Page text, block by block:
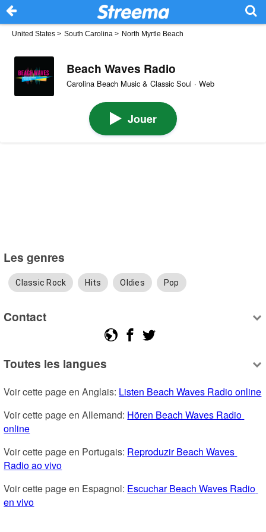
United States > South Carolina > North Myrtle Beach
Beach Waves Radio
Carolina Beach Music & Classic Soul · Web
Jouer
Les genres
Classic Rock Hits Oldies Pop
Contact
Toutes les langues
Voir cette page en Anglais: Listen Beach Waves Radio online
Voir cette page en Allemand: Hören Beach Waves Radio
online
Voir cette page en Portugais: Reproduzir Beach Waves
Radio ao vivo
Voir cette page en Espagnol: Escuchar Beach Waves Radio
en vivo